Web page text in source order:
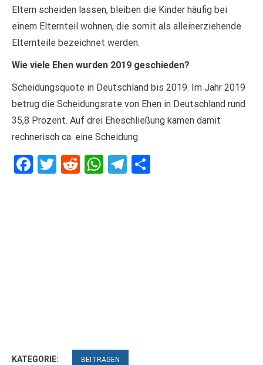
Eltern scheiden lassen, bleiben die Kinder häufig bei
einem Elternteil wohnen, die somit als alleinerziehende
Elternteile bezeichnet werden.
Wie viele Ehen wurden 2019 geschieden?
Scheidungsquote in Deutschland bis 2019. Im Jahr 2019
betrug die Scheidungsrate von Ehen in Deutschland rund
35,8 Prozent. Auf drei Eheschließung kamen damit
rechnerisch ca. eine Scheidung.
Facebook
Twitter
RedditWhatsApp
Telegram
KATEGORIE: BEITRAGEN